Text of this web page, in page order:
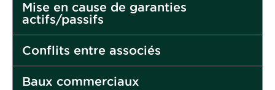
Mise en cause de garanties
actifs/passifs
Conflits entre associés
Baux commerciaux